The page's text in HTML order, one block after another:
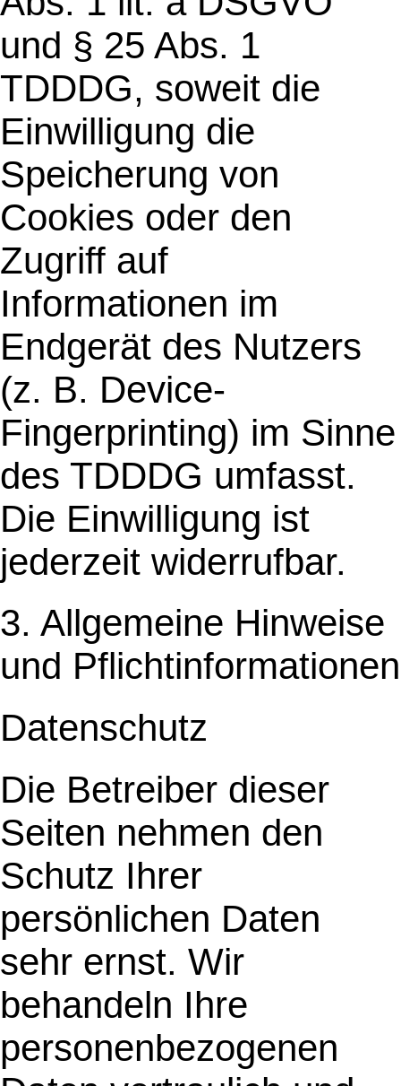
und § 25 Abs. 1
TDDDG, soweit die
Einwilligung die
Speicherung von
Cookies oder den
Zugriff auf
Informationen im
Endgerät des Nutzers
(z. B. Device-
Fingerprinting) im Sinne
des TDDDG umfasst.
Die Einwilligung ist
jederzeit widerrufbar.
3. Allgemeine Hinweise
und Pflichtinformationen
Datenschutz
Die Betreiber dieser
Seiten nehmen den
Schutz Ihrer
persönlichen Daten
sehr ernst. Wir
behandeln Ihre
personenbezogenen